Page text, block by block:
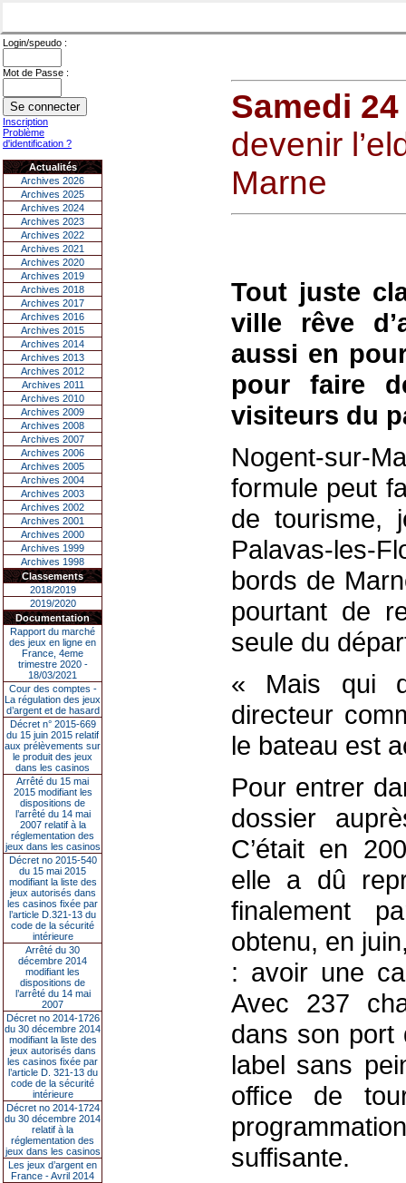
Login/speudo :
Mot de Passe :
Inscription
Problème
d'identification ?
Actualités
Archives 2026
Archives 2025
Archives 2024
Archives 2023
Archives 2022
Archives 2021
Archives 2020
Archives 2019
Archives 2018
Archives 2017
Archives 2016
Archives 2015
Archives 2014
Archives 2013
Archives 2012
Archives 2011
Archives 2010
Archives 2009
Archives 2008
Archives 2007
Archives 2006
Archives 2005
Archives 2004
Archives 2003
Archives 2002
Archives 2001
Archives 2000
Archives 1999
Archives 1998
Classements
2018/2019
2019/2020
Documentation
Rapport du marché
des jeux en ligne en
France, 4eme
trimestre 2020 -
18/03/2021
Cour des comptes -
La régulation des jeux
d’argent et de hasard
Décret n° 2015-669
du 15 juin 2015 relatif
aux prélèvements sur
le produit des jeux
dans les casinos
Arrêté du 15 mai
2015 modifiant les
dispositions de
l’arrêté du 14 mai
2007 relatif à la
réglementation des
jeux dans les casinos
Décret no 2015-540
du 15 mai 2015
modifiant la liste des
jeux autorisés dans
les casinos fixée par
l’article D.321-13 du
code de la sécurité
intérieure
Arrêté du 30
décembre 2014
modifiant les
dispositions de
l’arrêté du 14 mai
2007
Décret no 2014-1726
du 30 décembre 2014
modifiant la liste des
jeux autorisés dans
les casinos fixée par
l’article D. 321-13 du
code de la sécurité
intérieure
Décret no 2014-1724
du 30 décembre 2014
relatif à la
réglementation des
jeux dans les casinos
Les jeux d’argent en
France - Avril 2014
Samedi
devenir
Marne
Tout juste
ville rêve
aussi en
pour faire
visiteurs du
Nogent-sur-
formule peut
de tourisme,
Palavas-les-
bords de
pourtant de
seule du
« Mais qui
directeur
le bateau est
Pour entrer
dossier
C’était en
elle a dû
finalement
obtenu, en
: avoir une
Avec 237
dans son port
label sans
office de
suffisante.